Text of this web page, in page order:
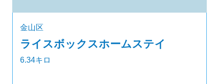
金山区
ライスボックスホームステイ
6.34キロ